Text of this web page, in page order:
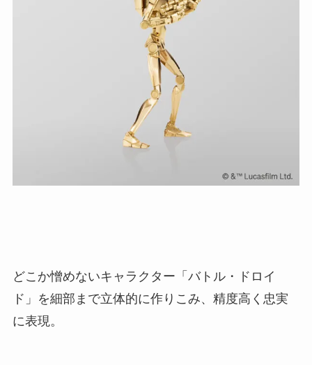
どこか憎めないキャラクター「バトル・ドロイ
ド」を細部まで立体的に作りこみ、精度高く忠実
に表現。